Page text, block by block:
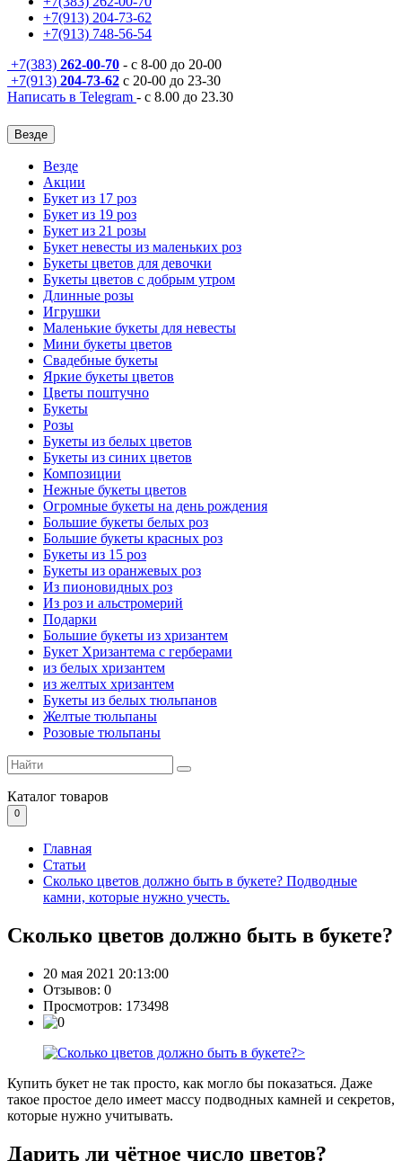
+7(913) 204-73-62
+7(913) 748-56-54
+7(383) 262-00-70 - с 8-00 до 20-00
+7(913) 204-73-62 с 20-00 до 23-30
Написать в Telegram - с 8.00 до 23.30
Везде
Везде
Акции
Букет из 17 роз
Букет из 19 роз
Букет из 21 розы
Букет невесты из маленьких роз
Букеты цветов для девочки
Букеты цветов с добрым утром
Длинные розы
Игрушки
Маленькие букеты для невесты
Мини букеты цветов
Свадебные букеты
Яркие букеты цветов
Цветы поштучно
Букеты
Розы
Букеты из белых цветов
Букеты из синих цветов
Композиции
Нежные букеты цветов
Огромные букеты на день рождения
Большие букеты белых роз
Большие букеты красных роз
Букеты из 15 роз
Букеты из оранжевых роз
Из пионовидных роз
Из роз и альстромерий
Подарки
Большие букеты из хризантем
Букет Хризантема с герберами
из белых хризантем
из желтых хризантем
Букеты из белых тюльпанов
Желтые тюльпаны
Розовые тюльпаны
Каталог товаров
0
Главная
Статьи
Сколько цветов должно быть в букете? Подводные
камни, которые нужно учесть.
Сколько цветов должно быть в букете?
20 мая 2021 20:13:00
Отзывов: 0
Просмотров: 173498
Купить букет не так просто, как могло бы показаться. Даже
такое простое дело имеет массу подводных камней и секретов,
которые нужно учитывать.
Дарить ли чётное число цветов?